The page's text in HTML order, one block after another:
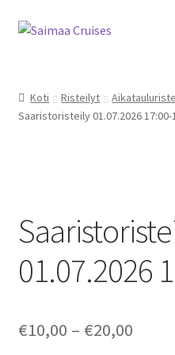
Skip
Skip
M/S Saimaa Margareta
Risteilyinfo
Tilausristeilyt M/S Saimaa
Tilausristeilyt Sister Amanda
Koti Risteilyt
Saaristoristeily 01.07.2026 17:00-
01.07.2026
€10,00 – €20,00Price